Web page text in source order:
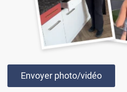
Envoyer photo/vidéo